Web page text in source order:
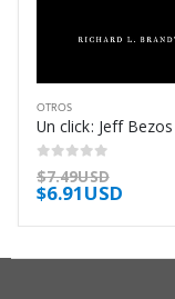
OTROS
0out of 5
$7.49USD
$6.91USD